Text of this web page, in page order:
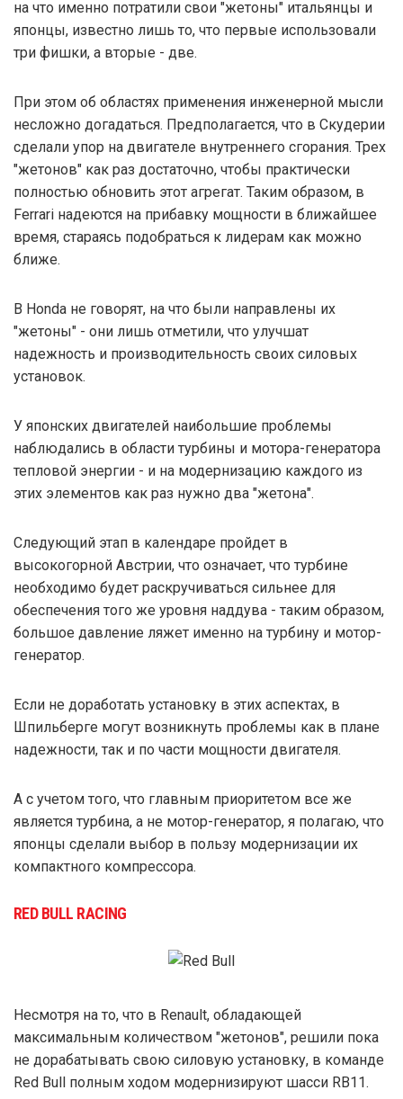
на что именно потратили свои "жетоны" итальянцы и
японцы, известно лишь то, что первые использовали
три фишки, а вторые - две.
При этом об областях применения инженерной мысли
несложно догадаться. Предполагается, что в Скудерии
сделали упор на двигателе внутреннего сгорания. Трех
"жетонов" как раз достаточно, чтобы практически
полностью обновить этот агрегат. Таким образом, в
Ferrari надеются на прибавку мощности в ближайшее
время, стараясь подобраться к лидерам как можно
ближе.
В Honda не говорят, на что были направлены их
"жетоны" - они лишь отметили, что улучшат
надежность и производительность своих силовых
установок.
У японских двигателей наибольшие проблемы
наблюдались в области турбины и мотора-генератора
тепловой энергии - и на модернизацию каждого из
этих элементов как раз нужно два "жетона".
Следующий этап в календаре пройдет в
высокогорной Австрии, что означает, что турбине
необходимо будет раскручиваться сильнее для
обеспечения того же уровня наддува - таким образом,
большое давление ляжет именно на турбину и мотор-
генератор.
Если не доработать установку в этих аспектах, в
Шпильберге могут возникнуть проблемы как в плане
надежности, так и по части мощности двигателя.
А с учетом того, что главным приоритетом все же
является турбина, а не мотор-генератор, я полагаю, что
японцы сделали выбор в пользу модернизации их
компактного компрессора.
RED BULL RACING
Несмотря на то, что в Renault, обладающей
максимальным количеством "жетонов", решили пока
не дорабатывать свою силовую установку, в команде
Red Bull полным ходом модернизируют шасси RB11.